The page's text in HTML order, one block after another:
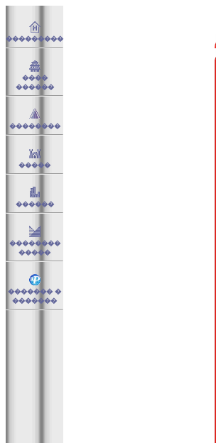
���������
����
������
��������
�����
������
��������
�����
������� �
�������